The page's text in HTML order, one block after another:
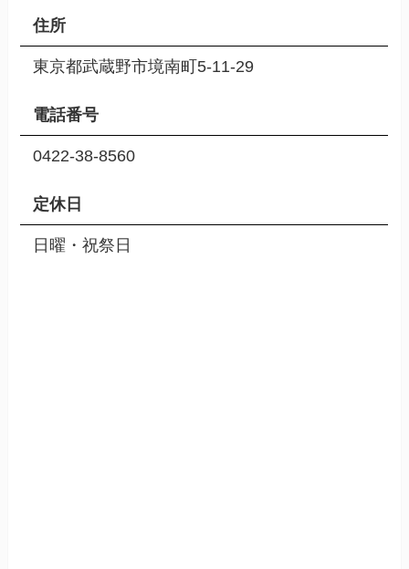
住所
東京都武蔵野市境南町5-11-29
電話番号
0422-38-8560
定休日
日曜・祝祭日